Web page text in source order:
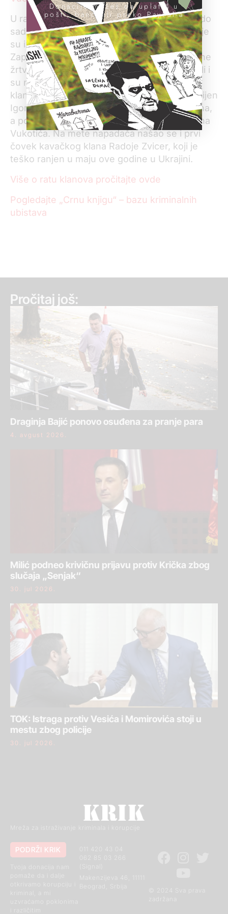
U ratu između kavačkog i škaljarskog klana do
sada je stradalo najmanje 40 ljudi, a likvidacije
su izvršavane na Balkanu, ali i u zemljama
Zapadne Evrope. Među stradalima su slučajne
žrtve, prijatelji i članovi porodice, advokati, ali i
su neretko na meti napadača i same vođe
klanova. Tako je početkom godine u Atini ubijen
Igor Dedović, jedan od vođa škaljarskog klana,
a pokušano je i ubistvo drugog vođe – Jovana
Vukotića. Na mete napadača našao se i prvi
čovek kavačkog klana Radoje Zvicer, koji je
teško ranjen u maju ove godine u Ukrajini.
Više o ratu klanova pročitajte ovde
Pogledajte „Crnu knjigu“ – bazu kriminalnih
ubistava
Pročitaj još:
Draginja Bajić ponovo osuđena za pranje para
4. avgust 2026.
Milić podneo krivičnu prijavu protiv Krička zbog
slučaja „Senjak“
30. jul 2026.
TOK: Istraga protiv Vesića i Momirovića stoji u
mestu zbog policije
30. jul 2026.
Mreža za istraživanje kriminala i korupcije
© 2024 Sva prava
011 420 43 04
Makenzijeva 46, 11111
PODRŽI KRIK
otkrivamo korupciju i
kriminal, a mi
uzvraćamo poklonima
i različitim
Donacije možeš da uplatiš u
pošti, banci ili preko PayPal-a